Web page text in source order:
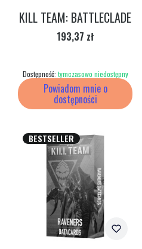
Powiadom mnie o
dostępności
KILL TEAM: BATTLECLADE
Cena
193,37 zł
Dostępność: tymczasowo niedostępny
BESTSELLER